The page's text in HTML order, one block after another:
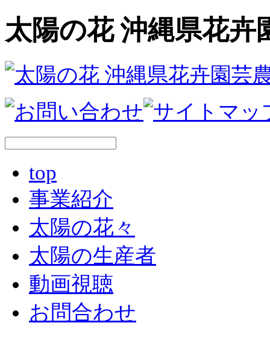
太陽の花 沖縄県花卉
top
事業紹介
太陽の花々
太陽の生産者
動画視聴
お問合わせ